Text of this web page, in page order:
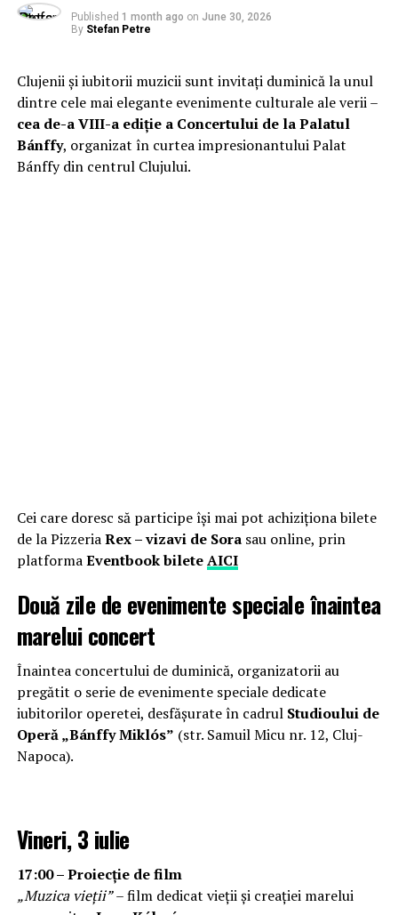
Published 1 month ago on June 30, 2026
By Stefan Petre
Clujenii și iubitorii muzicii sunt invitați duminică la unul
dintre cele mai elegante evenimente culturale ale verii –
cea de-a VIII-a ediție a Concertului de la Palatul
Bánffy, organizat în curtea impresionantului Palat
Bánffy din centrul Clujului.
Cei care doresc să participe își mai pot achiziționa bilete
de la PizzeriaRex – vizavi de Sora sau online, prin
platformaEventbook bileteAICI
Două zile de evenimente speciale înaintea
marelui concert
Înaintea concertului de duminică, organizatorii au
pregătit o serie de evenimente speciale dedicate
iubitorilor operetei, desfășurate în cadrul Studioului de
Operă „Bánffy Miklós” (str. Samuil Micu nr. 12, Cluj-
Napoca).
Vineri, 3 iulie
17:00 – Proiecție de film
„Muzica vieții”– film dedicat vieții și creației marelui